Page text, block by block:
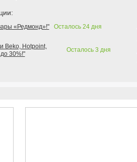
«Редмонд»!" Осталось 24дня
Beko, Hotpoint,
30%!"
Осталось 3 дня